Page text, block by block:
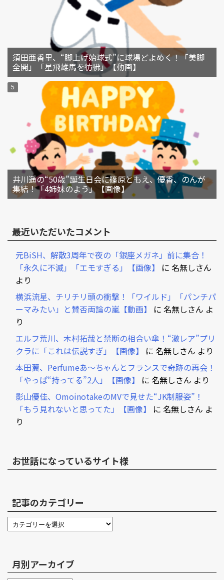
須田亜香里、“脚上げ始球式”に球場どよめく！「美脚
全開」「星飛雄馬を彷彿」【動画】
井川遥の“50歳”誕生日会に篠原ともえ、優香、のんが
集結！「4姉妹のよう」【画像】
最近いただいたコメント
元BiSH、解散3周年で夜の「銀座メガネ」前に集合！
「永久に不滅」「エモすぎる」【画像】
に 名無しさん
より
横浜流星、チリチリ頭の衝撃！「ワイルド」「パンチパ
ーマみたい」と賛否両論の嵐【動画】
に 名無しさん よ
り
エルフ荒川、木村拓哉と禁断の相合い傘！“激レア”プリ
クラに「これは伝説すぎ」【画像】
に 名無しさん より
本田翼、Perfumeあ～ちゃんとフランスで奇跡の再会！
「やっぱ“持ってる”2人」【画像】
に 名無しさん より
影山優佳、OmoinotakeのMVで見せた“JK制服姿”！
「もう見れないと思ってた」【画像】
に 名無しさん よ
り
お世話になっているサイト様
記事のカテゴリー
月別アーカイブ